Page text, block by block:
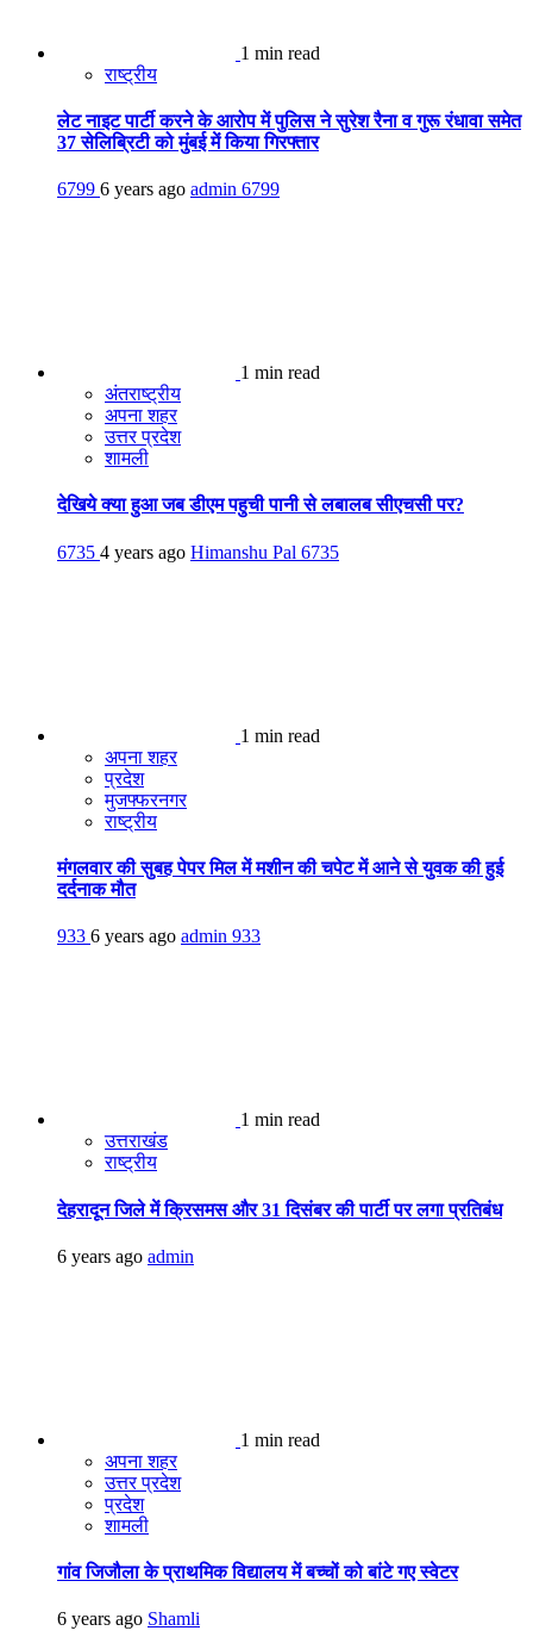
1 min read
राष्ट्रीय
लेट नाइट पार्टी करने के आरोप में पुलिस ने सुरेश रैना व गुरू रंधावा समेत
37 सेलिब्रिटी को मुंबई में किया गिरफ्तार
6799 6 years ago admin 6799
1 min read
अंतराष्ट्रीय
अपना शहर
उत्तर प्रदेश
शामली
देखिये क्या हुआ जब डीएम पहुची पानी से लबालब सीएचसी पर?
6735 4 years ago Himanshu Pal 6735
1 min read
अपना शहर
प्रदेश
मुजफ्फरनगर
राष्ट्रीय
मंगलवार की सुबह पेपर मिल में मशीन की चपेट में आने से युवक की हुई
दर्दनाक मौत
933 6 years ago admin 933
1 min read
उत्तराखंड
राष्ट्रीय
देहरादून जिले में क्रिसमस और 31 दिसंबर की पार्टी पर लगा प्रतिबंध
6 years ago admin
1 min read
अपना शहर
उत्तर प्रदेश
प्रदेश
शामली
गांव जिजौला के प्राथमिक विद्यालय में बच्चों को बांटे गए स्वेटर
6 years ago Shamli